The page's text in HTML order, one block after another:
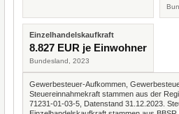
Einzelhandelskaufkraft
8.827 EUR je Einwohner
Bundesland, 2023
Gewerbesteuer-Aufkommen,
Steuereinnahmekraft stammen aus der
71231-01-03-5, Datenstand 31.12.2023.